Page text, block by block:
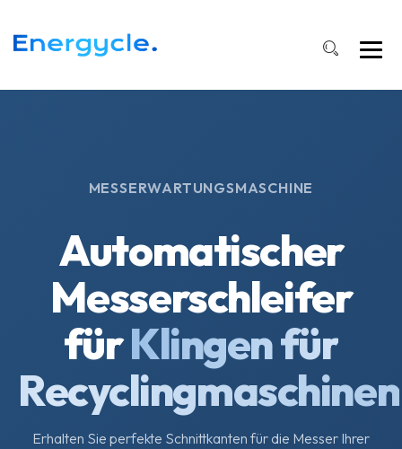
MESSERWARTUNGSMASCHINE
Automatischer
Messerschleifer
fürKlingen für
Recyclingmaschinen
Erhalten Sie perfekte Schnittkanten für die Messer Ihrer